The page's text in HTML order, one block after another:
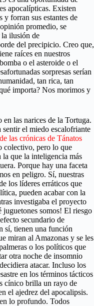
apocalípticas. Existen
y forran sus estantes de
promedio, se
la ilusión de
del precipicio. Creo que,
raíces en nuestros
o el asteroide o el
sorpresas serían
tan rica, tan
importa? Nos morimos y
las narices de la Tortuga.
sentir el miedo escalofriante
las crónicas de Tánatos
colectivo, pero lo que
la que la inteligencia más
Porque hay una faceta
en peligro. Sí, nuestras
los líderes erráticos que
pueden acabar con la
investigaba el proyecto
juguetones somos! El riesgo
secundario de
sí, tienen una función
miran al Amazonas y se les
o los políticos que
otra noche de insomnio
atacar. Incluso los
en los términos tácticos
cínico brilla un rayo de
el ajedrez del apocalipsis.
lo profundo. Todos